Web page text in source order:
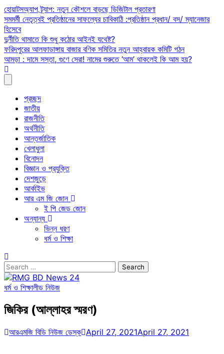
Skip
to
content
হোয়াটসঅ্যাপ ট্র্যাপ: নতুন কৌশলে বাড়ছে ডিজিটাল প্রতারণা
সমমর্মী নেতৃত্বই প্রতিষ্ঠানের সাফল্যের চাবিকাঠি :প্রতিষ্ঠান প্রধান/ বস/ ম্যানেজার
হিসেবে
দুর্নীতি থামাতে কি শুধু কঠোর আইনই যথেষ্ট?
ফরিদপুরের আলফাডাঙ্গায় বাজার বণিক সমিতির নতুন আহ্বায়ক কমিটি গঠন
আমড়া : দামে সস্তা, গুণে সেরা! নামের শুরুতে ‘আম’ থাকলেই কি আম হয়?
প্রচ্ছদ
জাতীয়
রাজনীতি
অর্থনীতি
আন্তর্জাতিক
খেলাধুলা
বিনোদন
বিজ্ঞান ও প্রযুক্তি
দেশজুড়ে
আর্কাইভ
আর এম জি জোন
ই পি জেড জোন
অন্যান্য
ভিন্ন ধরণ
ধর্ম ও শিক্ষা
Search
for:
ধর্ম ও শিক্ষালীড নিউজ
জিকির (আল্লাহর স্মরণ)
আরএমজি বিডি নিউজ ডেস্ক April 27, 2021April 27, 2021